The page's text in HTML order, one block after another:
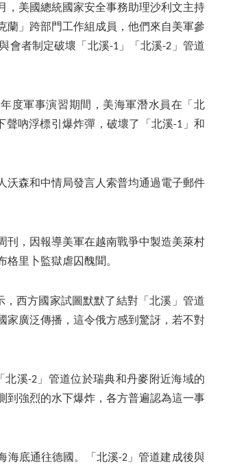
，美國總統國家安全事務助理沙利文主持
蘭」跨部門工作組成員，他們來自美軍參
會者制定破壞「北溪-1」「北溪-2」管道
度軍事演習期間，美海軍潛水員在「北
吶浮標引爆炸彈，破壞了「北溪-1」和
沃森和中情局發言人索普均通過電子郵件
刊，因報導美軍在越南戰爭中製造美萊村
格里卜監獄虐囚醜聞。
西方國家試圖默默了結對「北溪」管道
家廣泛傳播，這令俄方感到驚訝，若不對
溪-2」管道位於瑞典和丹麥附近海域的
到強烈的水下爆炸，各方普遍認為這一事
海底通往德國。「北溪-2」管道建成後與